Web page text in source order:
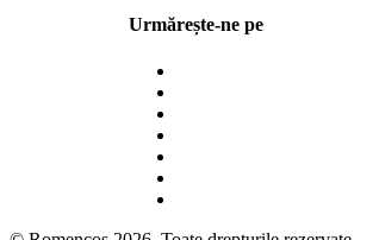
Urmărește-ne pe